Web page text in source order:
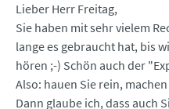
Lieber Herr Freitag,
Sie haben mit sehr vielem
lange es gebraucht hat, bis
hören ;-) Schön auch der
Also: hauen Sie rein,
Dann glaube ich, dass auch